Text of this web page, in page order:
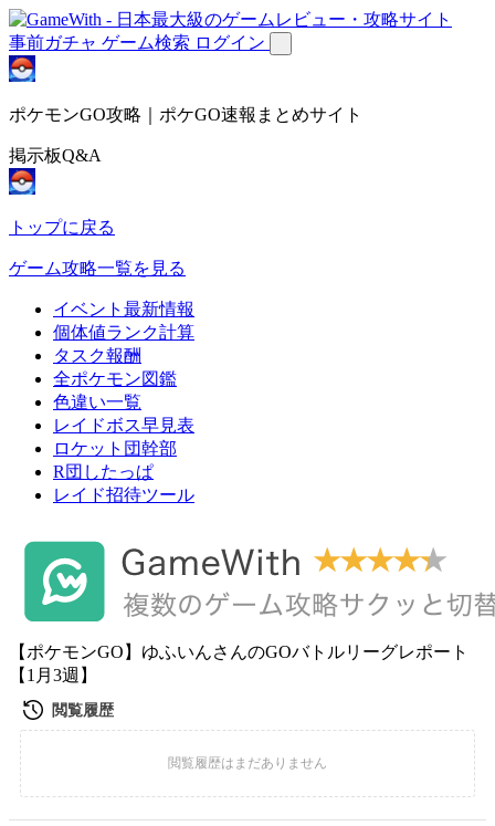
事前ガチャ ゲーム検索 ログイン
ポケモンGO攻略｜ポケGO速報まとめサイト
掲示板Q&A
トップに戻る
ゲーム攻略一覧を見る
イベント最新情報
個体値ランク計算
タスク報酬
全ポケモン図鑑
色違い一覧
レイドボス早見表
ロケット団幹部
R団したっぱ
レイド招待ツール
【ポケモンGO】ゆふいんさんのGOバトルリーグレポート
【1月3週】